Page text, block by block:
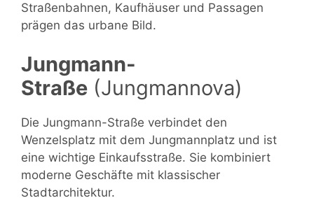
Straßenbahnen, Kaufhäuser und Passagen
prägen das urbane Bild.
Jungmann-
Straße (Jungmannova)
Die Jungmann-Straße verbindet den
Wenzelsplatz mit dem Jungmannplatz und ist
eine wichtige Einkaufsstraße. Sie kombiniert
moderne Geschäfte mit klassischer
Stadtarchitektur.